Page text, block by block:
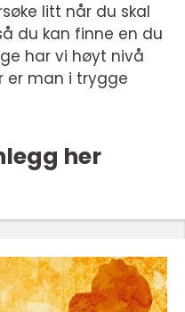
litt når du skal
du kan finne en du
har vi høyt nivå
er man i trygge
her